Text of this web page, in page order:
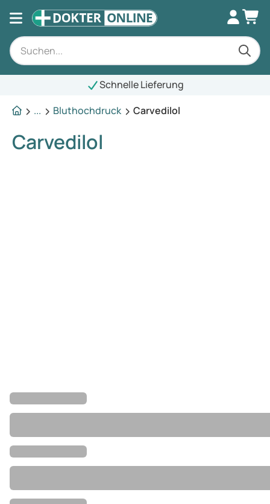
Schnelle Lieferung
...
Bluthochdruck Carvedilol
Carvedilol